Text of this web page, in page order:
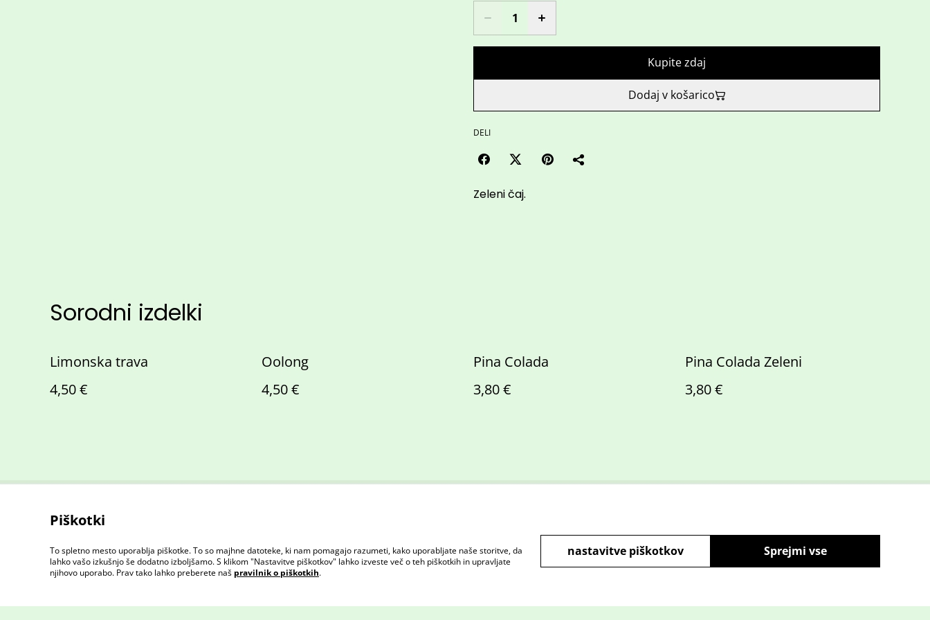
Kupite zdaj
Dodaj v košarico
DELI
Zeleni čaj.
Sorodni izdelki
Limonska trava
4,50 €
Oolong
4,50 €
Pina Colada
3,80 €
Pina Colada Zeleni
3,80 €
Piškotki
To spletno mesto uporablja piškotke. To so majhne datoteke, ki nam pomagajo razumeti, kako uporabljate naše storitve, da
lahko vašo izkušnjo še dodatno izboljšamo. S klikom "Nastavitve piškotkov" lahko izveste več o teh piškotkih in upravljate
njihovo uporabo. Prav tako lahko preberete naš pravilnik o piškotkih.
Sprejmi vse
nastavitve piškotkov